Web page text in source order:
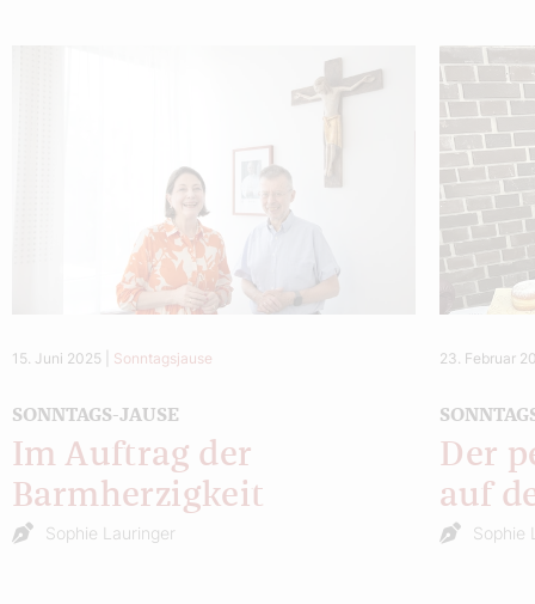
15. Juni 2025 Sonntagsjause
SONNTAGS-JAUSE
Im Auftrag der
Barmherzigkeit
Sophie Lauringer
23. Februar
Der
auf
Sophie